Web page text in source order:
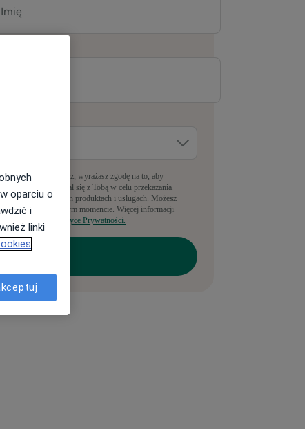
ten formularz, wyrażasz zgodę na to, aby
kontaktował się z Tobą w celu przekazania
o powiązanych produktach i usługach. Możesz
w dowolnym momencie. Więcej informacji
Polityce Prywatności.
oparciu o
i
linki